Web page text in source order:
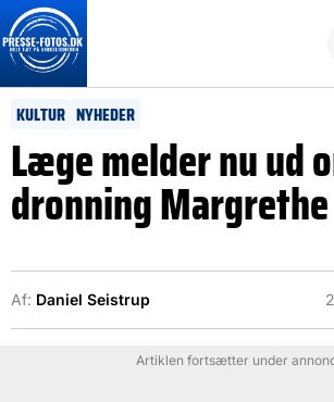
KULTUR NYHEDER
Læge melder nu ud
dronning Margrethe
Af: Daniel Seistrup
Artiklen fortsætter under